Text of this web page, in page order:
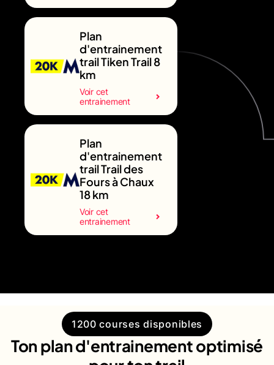
Plan
d'entrainement
trail Tiken Trail 8
km
Voir cet
entrainement
Plan
d'entrainement
trail Trail des
Fours à Chaux
18 km
Voir cet
entrainement
1200 courses disponibles
Ton plan d'entrainement optimisé